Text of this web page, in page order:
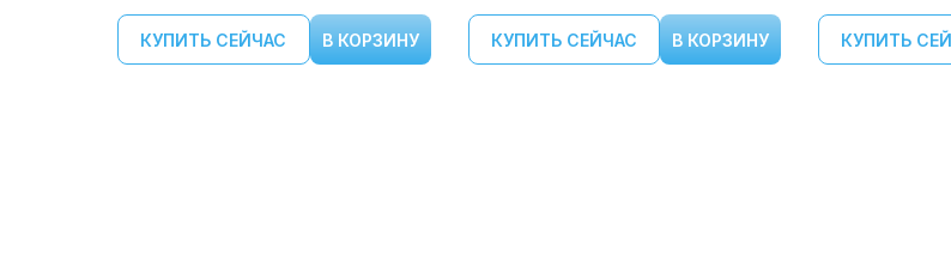
КУПИТЬ СЕЙЧАС В КОРЗИНУ КУПИТЬ СЕЙЧАС В КОРЗИНУ КУПИТЬ